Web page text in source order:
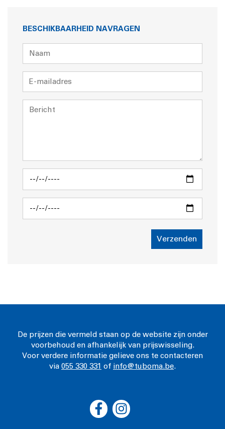
BESCHIKBAARHEID NAVRAGEN
Verzenden
De prijzen die vermeld staan op de website zijn onder
voorbehoud en afhankelijk van prijswisseling.
Voor verdere informatie gelieve ons te contacteren
via 055 330 331 of info@tuboma.be.